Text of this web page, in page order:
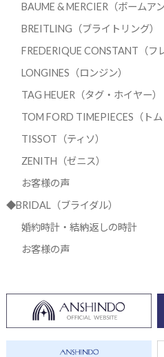
BAUME & MERCIER（ボームア
BREITLING（ブライトリング）
FREDERIQUE CONSTANT（フ
LONGINES（ロンジン）
TAG HEUER（タグ・ホイヤー）
TOM FORD TIMEPIECES（トム
TISSOT（ティソ）
ZENITH（ゼニス）
お客様の声
◆BRIDAL（ブライダル）
婚約時計・結納返しの時計
お客様の声